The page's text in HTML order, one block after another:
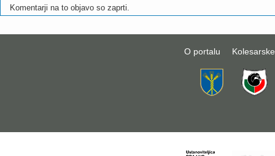
Komentarji na to objavo so zaprti.
O portalu